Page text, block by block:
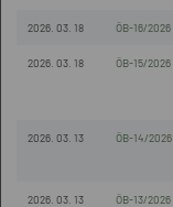
2026. 03. 18 ÖB-16/2026
2026. 03. 18 ÖB-15/2026
2026. 03. 13 ÖB-14/2026
2026. 03. 13 ÖB-13/2026